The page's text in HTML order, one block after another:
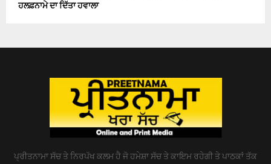
ਹਲਫ਼ਨਾਮੇ ਦਾ ਦਿੱਤਾ ਹਵਾਲਾ
ਪ੍ਰੀਤਨਾਮਾ ਸੱਚ ਤੇ ਨਿਰਪੱਖ ਕਲਮ ਹੈ ਜੋ ਹਮੇਸ਼ਾ ਸੱਚ ਤੇ ਕਾਇਮ ਰਹੇਗੀ ਤੇ ਪਾਠਕਾਂ ਤੱਕ